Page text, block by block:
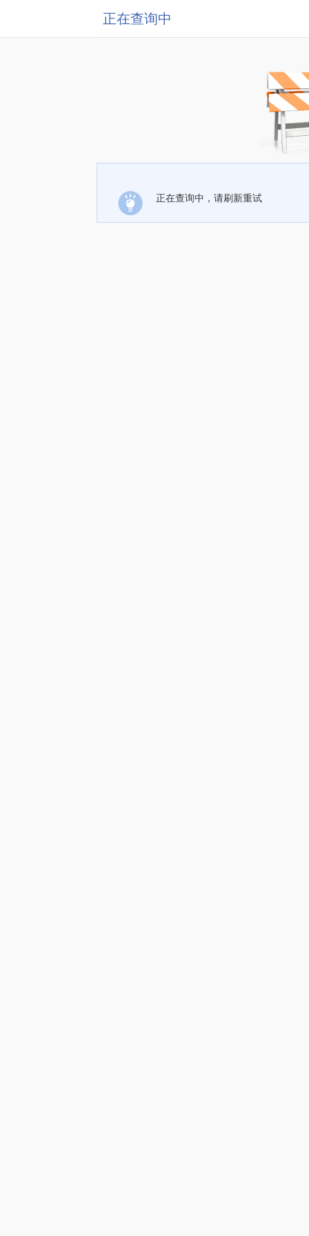
正在查询中
正在查询中，请刷新重试